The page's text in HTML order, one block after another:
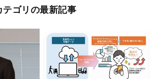
テゴリの最新記事